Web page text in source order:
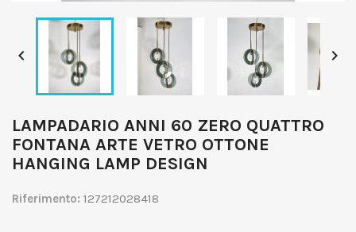
 
LAMPADARIO ANNI 60 ZERO QUATTRO
FONTANA ARTE VETRO OTTONE
HANGING LAMP DESIGN
Riferimento: 127212028418